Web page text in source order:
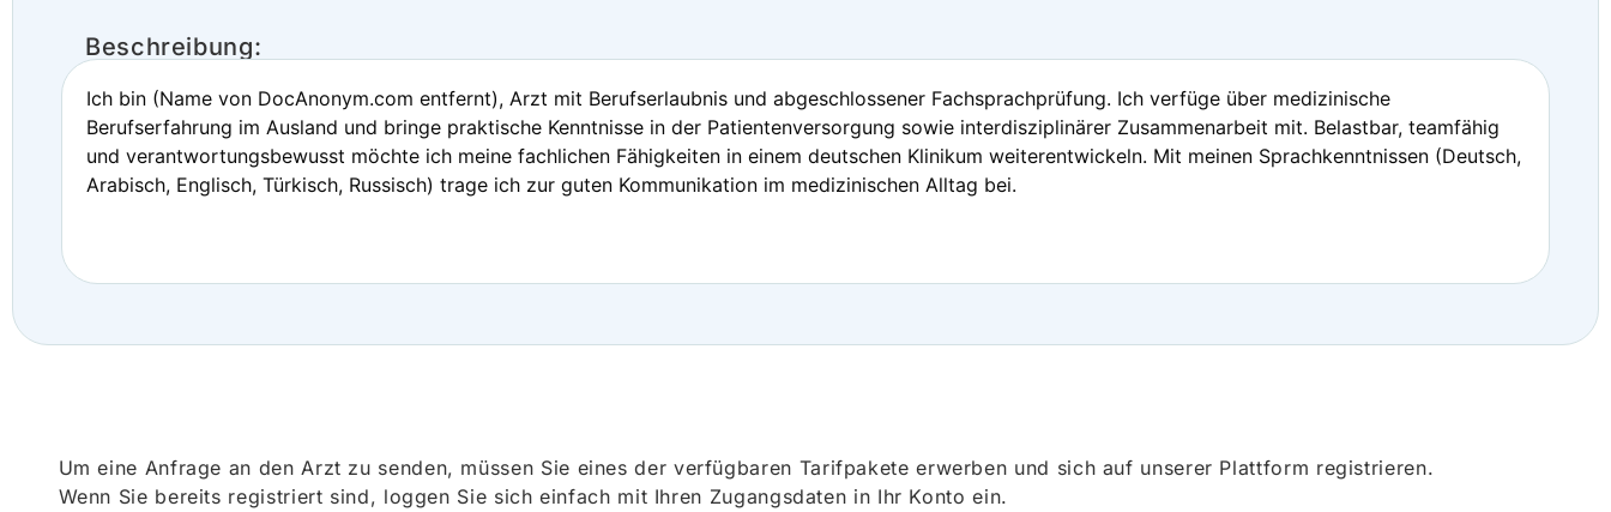
Beschreibung:
Ich bin (Name von DocAnonym.com entfernt), Arzt mit Berufserlaubnis und abgeschlossener Fachsprachprüfung. Ich verfüge über medizinische
Berufserfahrung im Ausland und bringe praktische Kenntnisse in der Patientenversorgung sowie interdisziplinärer Zusammenarbeit mit. Belastbar, teamfähig
und verantwortungsbewusst möchte ich meine fachlichen Fähigkeiten in einem deutschen Klinikum weiterentwickeln. Mit meinen Sprachkenntnissen (Deutsch,
Arabisch, Englisch, Türkisch, Russisch) trage ich zur guten Kommunikation im medizinischen Alltag bei.
Um eine Anfrage an den Arzt zu senden, müssen Sie eines der verfügbaren Tarifpakete erwerben und sich auf unserer Plattform registrieren.
Wenn Sie bereits registriert sind, loggen Sie sich einfach mit Ihren Zugangsdaten in Ihr Konto ein.